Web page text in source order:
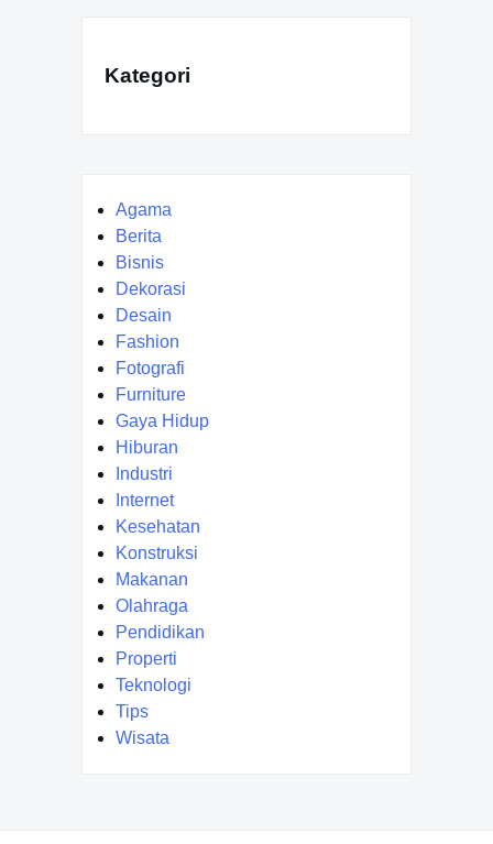
Kategori
Agama
Berita
Bisnis
Dekorasi
Desain
Fashion
Fotografi
Furniture
Gaya Hidup
Hiburan
Industri
Internet
Kesehatan
Konstruksi
Makanan
Olahraga
Pendidikan
Properti
Teknologi
Tips
Wisata